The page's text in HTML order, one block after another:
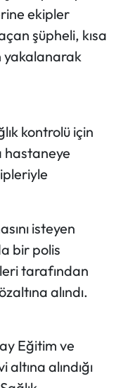
ekipler
şüpheli, kısa
yakalanarak
kontrolü için
hastaneye
isteyen
bir polis
tarafından
alındı.
Eğitim ve
alındığı